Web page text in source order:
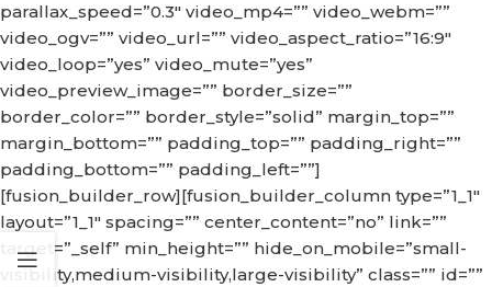
parallax_speed=”0.3″ video_mp4=”” video_webm=””
video_ogv=”” video_url=”” video_aspect_ratio=”16:9″
video_loop=”yes” video_mute=”yes”
video_preview_image=”” border_size=””
border_color=”” border_style=”solid” margin_top=””
margin_bottom=”” padding_top=”” padding_right=””
padding_bottom=”” padding_left=””]
[fusion_builder_row][fusion_builder_column type=”1_1″
layout=”1_1″ spacing=”” center_content=”no” link=””
target=”_self” min_height=”” hide_on_mobile=”small-
visibility,medium-visibility,large-visibility” class=”” id=””